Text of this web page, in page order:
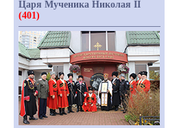
Царя Мученика Николая II
(401)